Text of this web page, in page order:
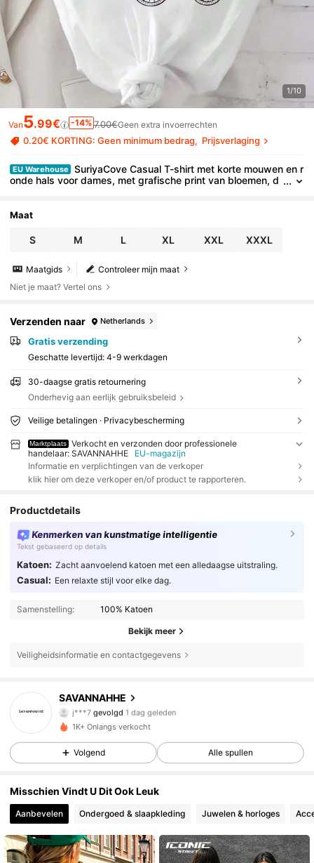
1/10
Van5.99€ -14% 7.00€Geen extra invoerrechten
0.20€ KORTING: Geen minimum bedrag Prijsverlaging
EU Warehouse
SuriyaCove Casual T-shirt met korte mouwen en r
onde hals voor dames, met grafische print van bloemen, d
Maat
S M L XL XXL XXXL
Controleer mijn maat
Maatgids
Niet je maat? Vertel ons
Verzenden naar Netherlands
Gratis verzending
Geschatte levertijd: 4-9 werkdagen
30-daagse gratis retournering
Onderhevig aan eerlijk gebruiksbeleid
Veilige betalingen · Privacybescherming
Marktplaats
Verkocht en verzonden door professionele
handelaar: SAVANNAHHE
EU-magazijn
Informatie en verplichtingen van de verkoper
klik hier om deze verkoper en/of product te rapporteren.
Productdetails
Kenmerken van kunstmatige intelligentie
Tekst gebaseerd op details
Katoen: Zacht aanvoelend katoen met een alledaagse uitstraling.
Casual: Een relaxte stijl voor elke dag.
Samenstelling: 100% Katoen
Bekijk meer
Veiligheidsinformatie en contactgegevens
SAVANNAHHE
j***7gevolgd1 dag geleden
4.68
114 Volgers
114 Volgers
4.68
4.68 114 Volgers
1K+ Onlangs verkocht
Volgend Alle spullen
Misschien Vindt U Dit Ook Leuk
Aanbevelen Ondergoed & slaapkleding Juwelen & horloges